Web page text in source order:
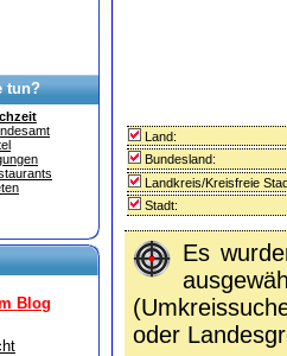
tun?
Blog
Land:
Bundesland:
Landkreis/Kreisfreie
Stadt:
Es
oder